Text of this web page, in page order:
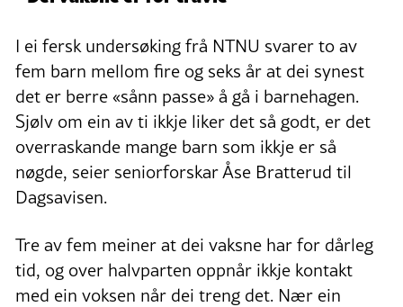
I ei fersk undersøking frå NTNU svarer to av
fem barn mellom fire og seks år at dei synest
det er berre «sånn passe» å gå i barnehagen.
Sjølv om ein av ti ikkje liker det så godt, er det
overraskande mange barn som ikkje er så
nøgde, seier seniorforskar Åse Bratterud til
Dagsavisen.
Tre av fem meiner at dei vaksne har for dårleg
tid, og over halvparten oppnår ikkje kontakt
med ein voksen når dei treng det. Nær ein